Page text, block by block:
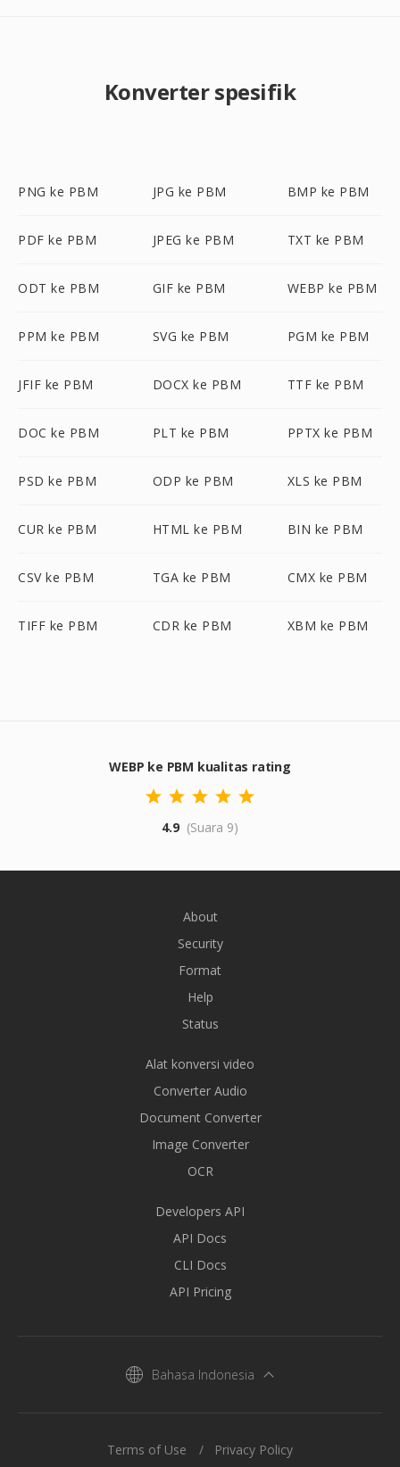
Konverter spesifik
PNG ke PBM JPG ke PBM BMP ke PBM
PDF ke PBM JPEG ke PBM TXT ke PBM
ODT ke PBM GIF ke PBM WEBP ke PBM
PPM ke PBM SVG ke PBM PGM ke PBM
JFIF ke PBM DOCX ke PBM TTF ke PBM
DOC ke PBM PLT ke PBM PPTX ke PBM
PSD ke PBM ODP ke PBM XLS ke PBM
CUR ke PBM HTML ke PBM BIN ke PBM
CSV ke PBM TGA ke PBM CMX ke PBM
TIFF ke PBM CDR ke PBM XBM ke PBM
WEBP ke PBM kualitas rating
4.9 (Suara 9)
About
Security
Format
Help
Status
Alat konversi video
Converter Audio
Document Converter
Image Converter
OCR
Developers API
API Docs
CLI Docs
API Pricing
Bahasa Indonesia
Terms of Use Privacy Policy